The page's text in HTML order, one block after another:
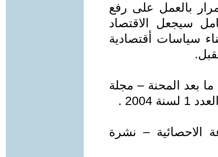
بالعمل على رفع
سيجعل الاقتصاد
سياسات أقتصادية
ما بعد المحنة – مجلة
2004 .
الاحصائية – نشرة